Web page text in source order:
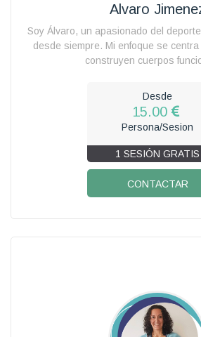
Alvaro
Soy Álvaro, un apasionado del
desde siempre. Mi enfoque se
construyen cuerpos
Desde
15.00
Persona/Sesion
1 SESIÓN GRATIS
CONTACTAR